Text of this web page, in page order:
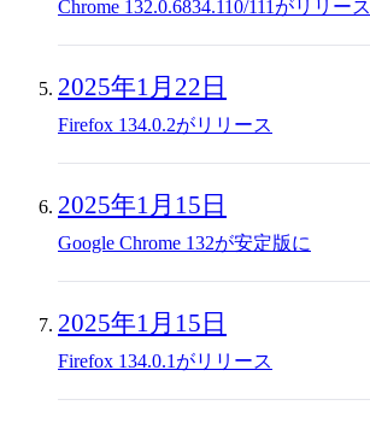
Chrome 132.0.6834.110/111がリリース
2025年1月22日
Firefox 134.0.2がリリース
2025年1月15日
Google Chrome 132が安定版に
2025年1月15日
Firefox 134.0.1がリリース